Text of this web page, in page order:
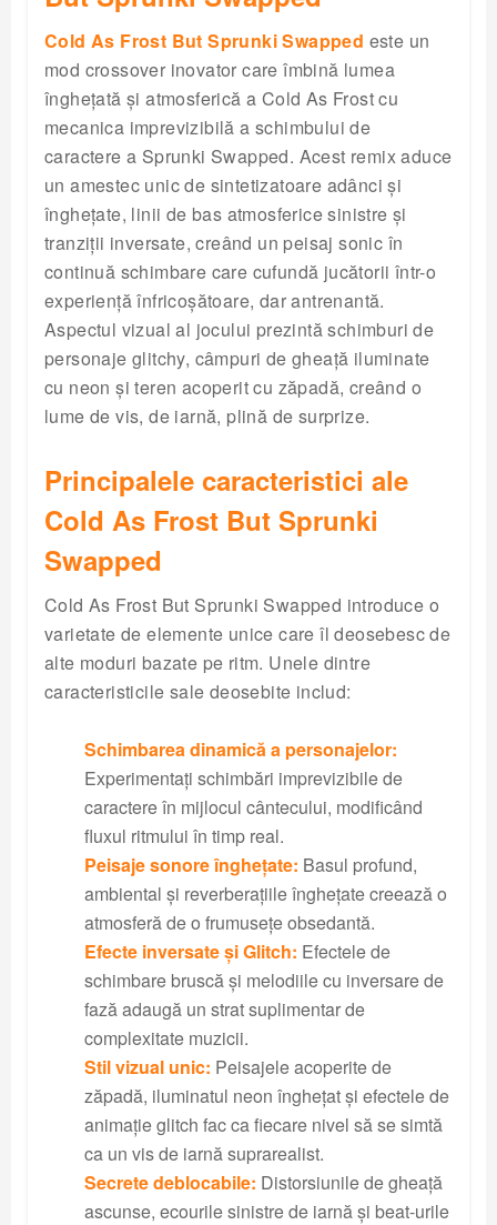
Cold As Frost But Sprunki Swapped este un
mod crossover inovator care îmbină lumea
înghețată și atmosferică a Cold As Frost cu
mecanica imprevizibilă a schimbului de
caractere a Sprunki Swapped. Acest remix aduce
un amestec unic de sintetizatoare adânci și
înghețate, linii de bas atmosferice sinistre și
tranziții inversate, creând un peisaj sonic în
continuă schimbare care cufundă jucătorii într-o
experiență înfricoșătoare, dar antrenantă.
Aspectul vizual al jocului prezintă schimburi de
personaje glitchy, câmpuri de gheață iluminate
cu neon și teren acoperit cu zăpadă, creând o
lume de vis, de iarnă, plină de surprize.
Principalele caracteristici ale
Cold As Frost But Sprunki
Swapped
Cold As Frost But Sprunki Swapped introduce o
varietate de elemente unice care îl deosebesc de
alte moduri bazate pe ritm. Unele dintre
caracteristicile sale deosebite includ:
Schimbarea dinamică a personajelor:
Experimentați schimbări imprevizibile de
caractere în mijlocul cântecului, modificând
fluxul ritmului în timp real.
Peisaje sonore înghețate: Basul profund,
ambiental și reverberațiile înghețate creează o
atmosferă de o frumusețe obsedantă.
Efecte inversate și Glitch: Efectele de
schimbare bruscă și melodiile cu inversare de
fază adaugă un strat suplimentar de
complexitate muzicii.
Stil vizual unic: Peisajele acoperite de
zăpadă, iluminatul neon înghețat și efectele de
animație glitch fac ca fiecare nivel să se simtă
ca un vis de iarnă suprarealist.
Secrete deblocabile: Distorsiunile de gheață
ascunse, ecourile sinistre de iarnă și beat-urile